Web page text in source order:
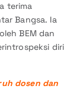
terima
Bangsa. Ia
BEM dan
diri
dosen dan